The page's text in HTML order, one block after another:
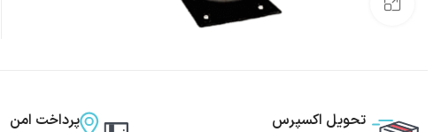
تحویل اکسپرس پرداخت امن